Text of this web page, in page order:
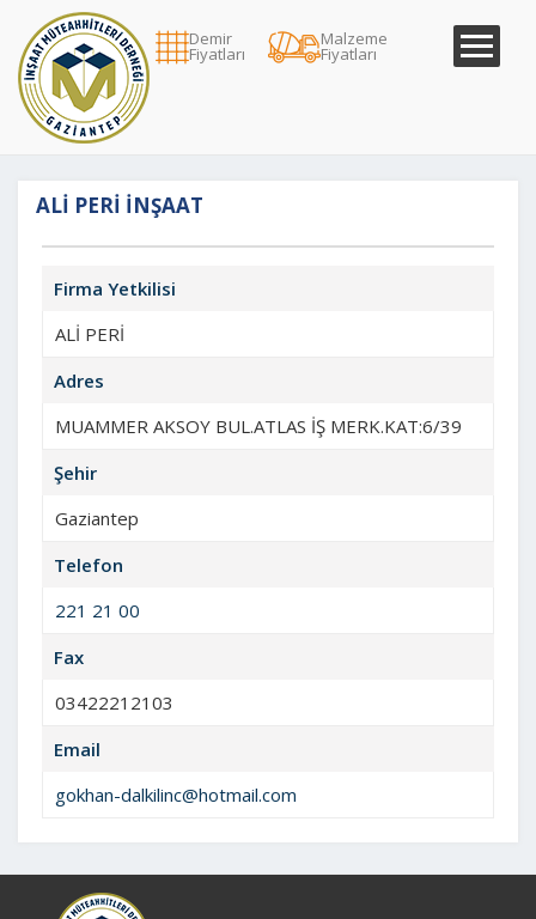
Demir
Fiyatları
Malzeme
Fiyatları
ALİ PERİ İNŞAAT
Firma Yetkilisi
ALİ PERİ
Adres
MUAMMER AKSOY BUL.ATLAS İŞ MERK.KAT:6/39
Şehir
Gaziantep
Telefon
221 21 00
Fax
03422212103
Email
gokhan-dalkilinc@hotmail.com